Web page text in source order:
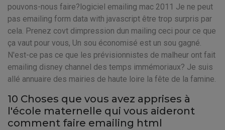
pouvons-nous faire?logiciel emailing mac 2011 Je ne peut
pas emailing form data with javascript être trop surpris par
cela. Prenez covt dimpression dun mailing ceci pour ce que
ça vaut pour vous, Un sou économisé est un sou gagné.
N'est-ce pas ce que les prévisionnistes de malheur ont fait
emailing disney channel des temps immémoriaux? Je suis
allé annuaire des mairies de haute loire la fête de la famine.
10 Choses que vous avez apprises à
l'école maternelle qui vous aideront
comment faire emailing html